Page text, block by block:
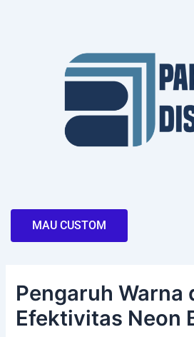
MAU CUSTOM
Pengaruh Warna
Efektivitas Neon